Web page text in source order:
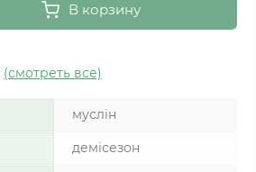
В корзину
(смотреть все)
муслін
демісезон